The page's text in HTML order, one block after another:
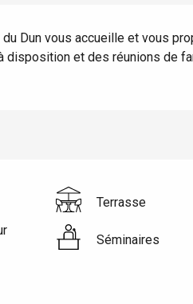
Dun vous accueille et vous
disposition et des réunions de
Terrasse
Séminaires